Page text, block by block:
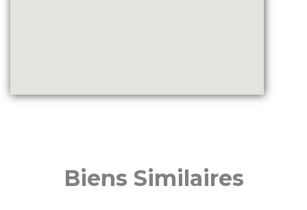
Biens Similaires